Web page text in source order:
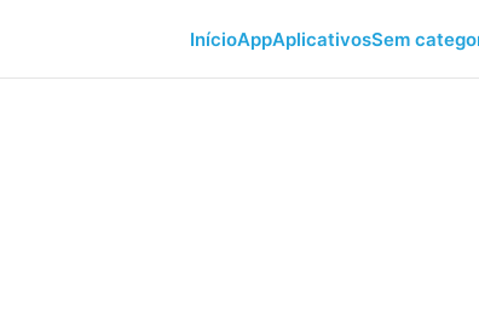
InícioAppAplicativosSem